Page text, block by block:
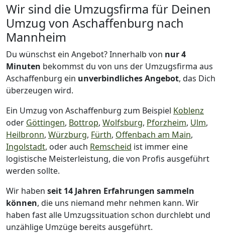
Wir sind die Umzugsfirma für Deinen
Umzug von Aschaffenburg nach
Mannheim
Du wünschst ein Angebot? Innerhalb von nur 4
Minuten bekommst du von uns der Umzugsfirma aus
Aschaffenburg ein unverbindliches Angebot, das Dich
überzeugen wird.
Ein Umzug von Aschaffenburg zum Beispiel Koblenz
oder Göttingen, Bottrop, Wolfsburg, Pforzheim, Ulm,
Heilbronn, Würzburg, Fürth, Offenbach am Main,
Ingolstadt, oder auch Remscheid ist immer eine
logistische Meisterleistung, die von Profis ausgeführt
werden sollte.
Wir haben seit 14 Jahren Erfahrungen sammeln
können, die uns niemand mehr nehmen kann. Wir
haben fast alle Umzugssituation schon durchlebt und
unzählige Umzüge bereits ausgeführt.